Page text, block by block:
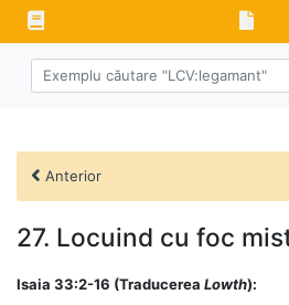
Anterior
27. Locuind cu foc
Isaia 33:2-16 (Traducerea Lowth):